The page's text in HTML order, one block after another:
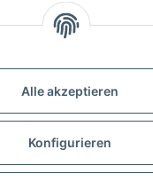
Alle akzeptieren
Konfigurieren